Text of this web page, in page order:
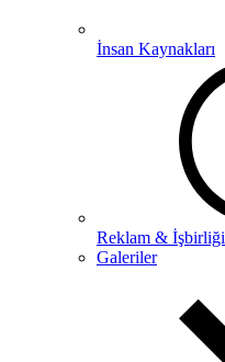
İnsan Kaynakları
Reklam & İşbirliği
Galeriler